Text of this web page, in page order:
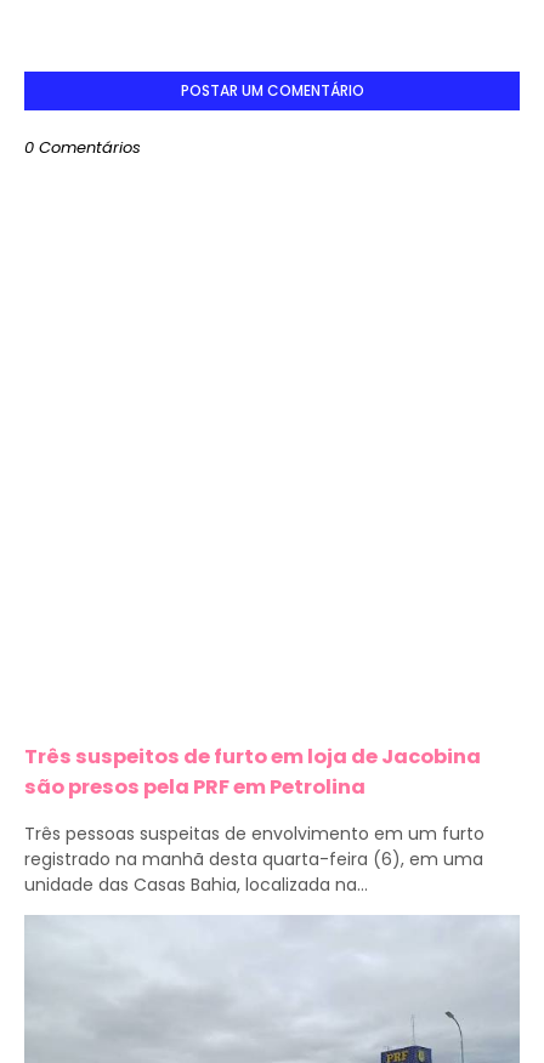
POSTAR UM COMENTÁRIO
0 Comentários
Três suspeitos de furto em loja de Jacobina
são presos pela PRF em Petrolina
Três pessoas suspeitas de envolvimento em um furto
registrado na manhã desta quarta-feira (6), em uma
unidade das Casas Bahia, localizada na...